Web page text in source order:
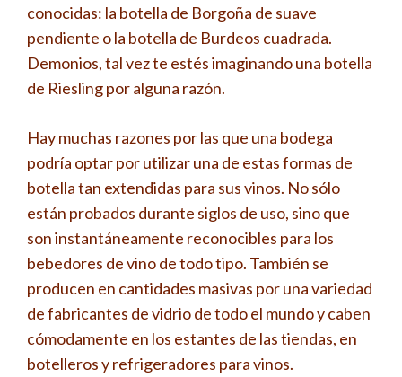
conocidas: la botella de Borgoña de suave
pendiente o la botella de Burdeos cuadrada.
Demonios, tal vez te estés imaginando una botella
de Riesling por alguna razón.
Hay muchas razones por las que una bodega
podría optar por utilizar una de estas formas de
botella tan extendidas para sus vinos. No sólo
están probados durante siglos de uso, sino que
son instantáneamente reconocibles para los
bebedores de vino de todo tipo. También se
producen en cantidades masivas por una variedad
de fabricantes de vidrio de todo el mundo y caben
cómodamente en los estantes de las tiendas, en
botelleros y refrigeradores para vinos.